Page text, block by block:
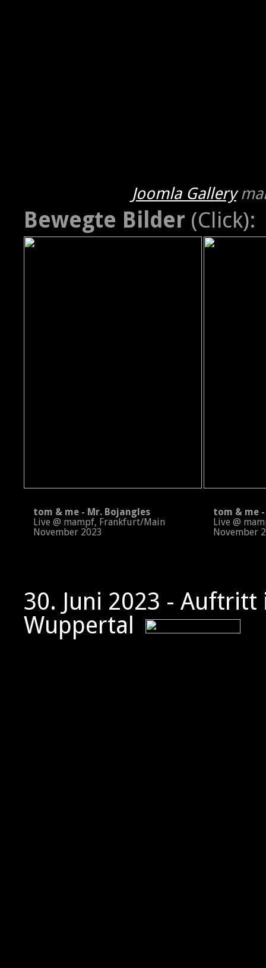
Joomla Gallery
Bewegte Bilder (Click):
tom & me - Mr. Bojangles
Live @ mampf, Frankfurt/Main
November 2023
tom & me -
Live @
November
30. Juni 2023 -
Wuppertal